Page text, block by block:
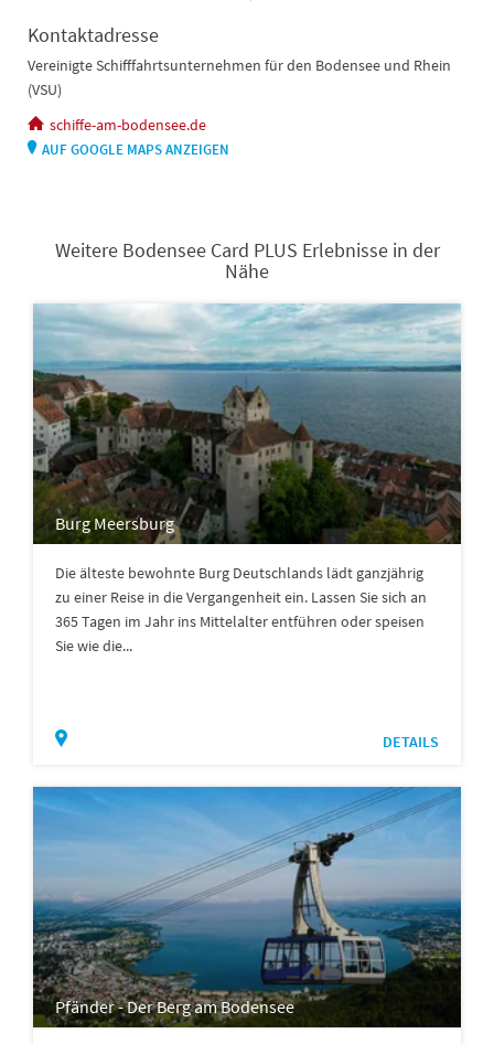
Kontaktadresse
Vereinigte Schifffahrtsunternehmen für den Bodensee und Rhein
(VSU)
schiffe-am-bodensee.de
AUF GOOGLE MAPS ANZEIGEN
Weitere Bodensee Card PLUS Erlebnisse in der
Nähe
Burg Meersburg
Die älteste bewohnte Burg Deutschlands lädt ganzjährig
zu einer Reise in die Vergangenheit ein. Lassen Sie sich an
365 Tagen im Jahr ins Mittelalter entführen oder speisen
Sie wie die...
DETAILS
Pfänder - Der Berg am Bodensee